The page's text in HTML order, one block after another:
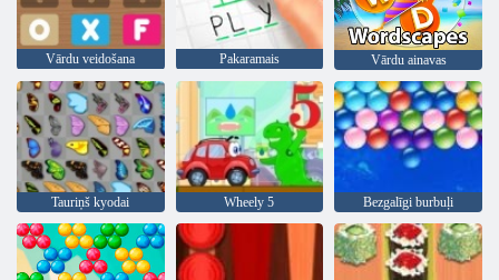
Vārdu veidošana Pakaramais Vārdu ainavas
Tauriņš kyodai Wheely 5 Bezgalīgi burbuļi